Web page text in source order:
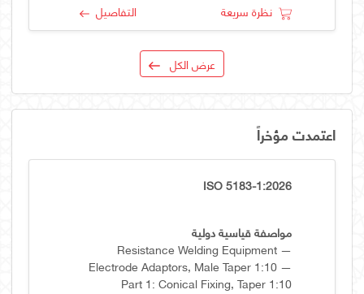
نظرة سريعة التفاصيل
عرض الكل
اعتمدت مؤخراً
ISO 5183-1:2026
مواصفة قياسية دولية
Resistance Welding Equipment —
Electrode Adaptors, Male Taper 1:10 —
Part 1: Conical Fixing, Taper 1:10